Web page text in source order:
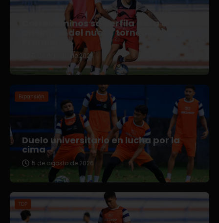
Correcaminos se perfila para el
arranque del nuevo torneo en Liga
5 de agosto de 2026
Expansión
Duelo universitario en lucha por la
cima
5 de agosto de 2026
TDP